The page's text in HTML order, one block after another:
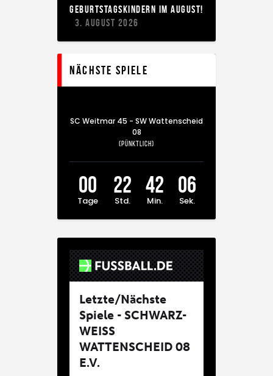
EBURTSTAGSKINDERN IM AUGUST!
3. AUGUST 2026
Nächste Spiele
SC Weitmar 45 - SW Wattenscheid
08
(Pünktlich)
00
Tage
22
Std.
42
Min.
05
Sek.